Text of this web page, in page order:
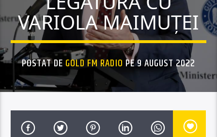
VARIOLA MAIMUȚEI
POSTAT DE GOLD FM RADIO PE 9 AUGUST 2022